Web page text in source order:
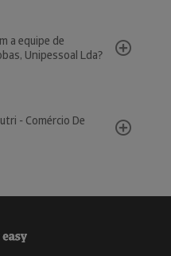
a equipe de
Unipessoal Lda?
- Comércio De